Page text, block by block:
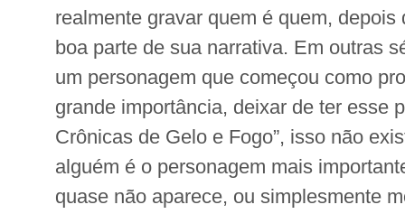
realmente gravar quem é quem, depois
boa parte de sua narrativa. Em outras
um personagem que começou como
grande importância, deixar de ter esse
Crônicas de Gelo e Fogo”, isso não
alguém é o personagem mais
quase não aparece, ou simplesmente